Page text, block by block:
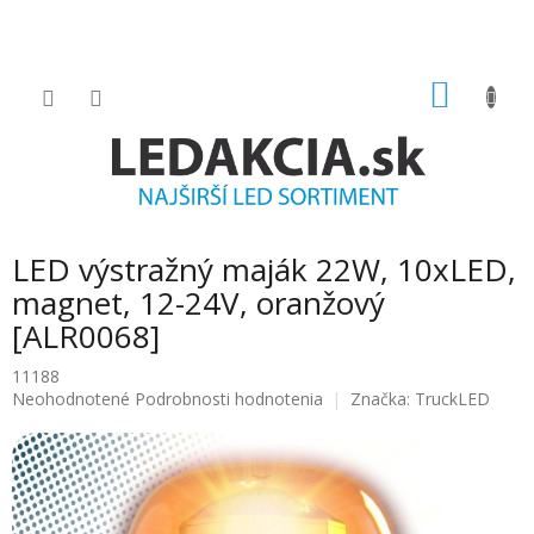
LED výstražný maják 22W, 10xLED,
magnet, 12-24V, oranžový
[ALR0068]
11188
Priemerné
produktu
je
0.0
z
Neohodnotené Podrobnosti hodnotenia Značka: TruckLED